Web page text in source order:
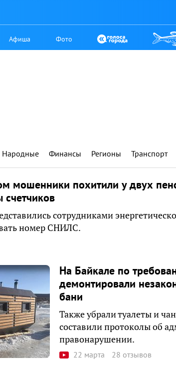
Афиша Фото
Народные Финансы Регионы Транспорт
мошенники похитили у двух
сотрудниками
номер СНИЛС.
На Байкале по
демонтировали
бани
Также убрали туалеты и
составили протоколы об
правонарушении.
22 марта 28 отзывов